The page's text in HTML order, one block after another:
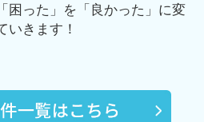
困った」を「良かった」に変
いきます！